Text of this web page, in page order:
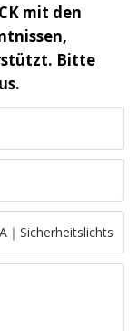
mit den
Bitte